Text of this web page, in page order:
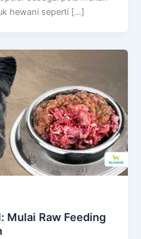
hewani seperti […]
Mulai Raw Feeding